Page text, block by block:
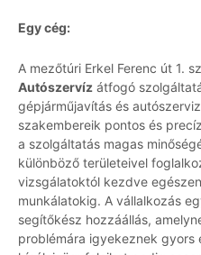
Egy cég:
A mezőtúri Erkel Ferenc út 1.
Autószervíz átfogó
gépjárműjavítás és
szakembereik pontos és
a szolgáltatás magas
különböző területeivel
vizsgálatoktól kezdve
munkálatokig. A vállalkozás
segítőkész hozzáállás,
problémára igyekeznek gyors